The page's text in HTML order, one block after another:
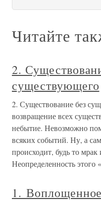
Читайте
2.
существующего
2. Существование без
возвращение всех
небытие. Невозможно
всяких событий. Ну, а
происходит, будь то
Неопределенность этого
1.